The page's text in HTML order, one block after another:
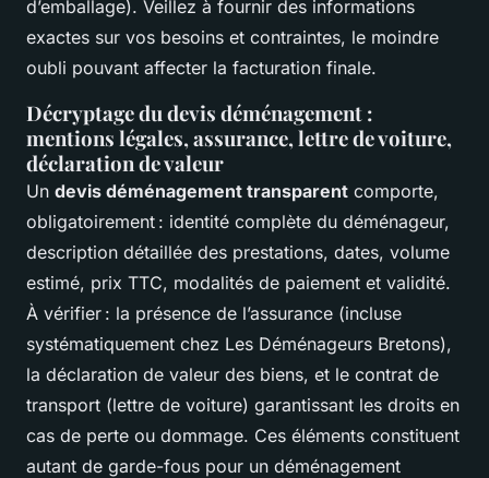
d’emballage). Veillez à fournir des informations
exactes sur vos besoins et contraintes, le moindre
oubli pouvant affecter la facturation finale.
Décryptage du devis déménagement :
mentions légales, assurance, lettre de voiture,
déclaration de valeur
Un devis déménagement transparent comporte,
obligatoirement : identité complète du déménageur,
description détaillée des prestations, dates, volume
estimé, prix TTC, modalités de paiement et validité.
À vérifier : la présence de l’assurance (incluse
systématiquement chez Les Déménageurs Bretons),
la déclaration de valeur des biens, et le contrat de
transport (lettre de voiture) garantissant les droits en
cas de perte ou dommage. Ces éléments constituent
autant de garde-fous pour un déménagement